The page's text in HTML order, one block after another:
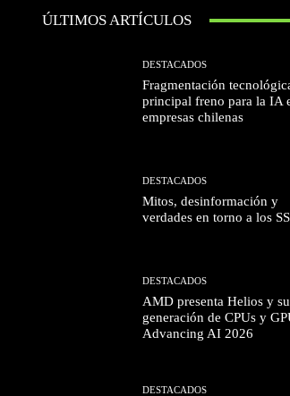
ÚLTIMOS ARTÍCULOS
DESTACADOS
Fragmentación
principal freno para la IA
empresas chilenas
DESTACADOS
Mitos, desinformación y
verdades en torno a los
DESTACADOS
AMD presenta Helios y
generación de CPUs y
Advancing AI 2026
DESTACADOS